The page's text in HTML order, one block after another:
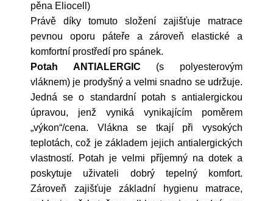
pěna Eliocell)
Právě díky tomuto složení zajišťuje matrace
pevnou oporu páteře a zároveň elastické a
komfortní prostředí pro spánek.
Potah ANTIALERGIC (s polyesterovým
vláknem) je prodyšný a velmi snadno se udržuje.
Jedná se o standardní potah s antialergickou
úpravou, jenž vyniká vynikajícím poměrem
„výkon“/cena. Vlákna se tkají při vysokých
teplotách, což je základem jejich antialergických
vlastností. Potah je velmi příjemný na dotek a
poskytuje uživateli dobrý tepelný komfort.
Zároveň zajišťuje základní hygienu matrace,